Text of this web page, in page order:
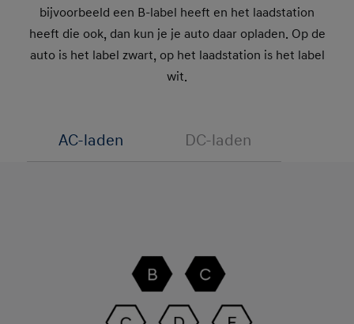
bijvoorbeeld een B-label heeft en het laadstation
heeft die ook, dan kun je je auto daar opladen. Op de
auto is het label zwart, op het laadstation is het label
wit.
AC-laden DC-laden